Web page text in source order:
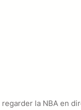
la NBA en